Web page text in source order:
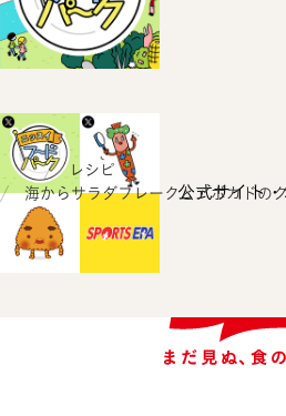
公式サイト
ホーム
レシピ
海からサラダフレークとアボカドの